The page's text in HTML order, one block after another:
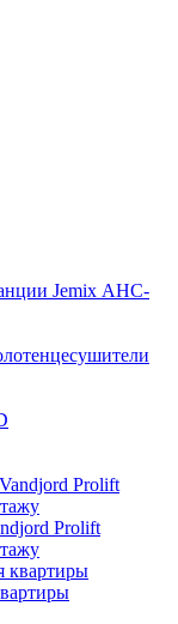
Jemix АНС-
Prolift